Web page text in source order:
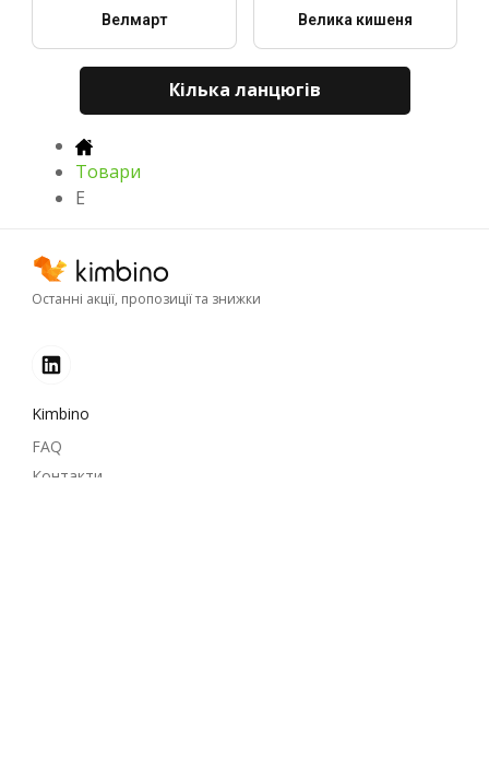
Велмарт Велика кишеня
Кілька ланцюгів
Товари
E
Останні акції, пропозиції та знижки
Kimbino
FAQ
Контакти